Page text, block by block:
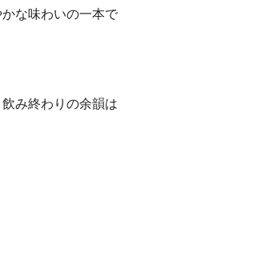
な味わいの一本で
み終わりの余韻は